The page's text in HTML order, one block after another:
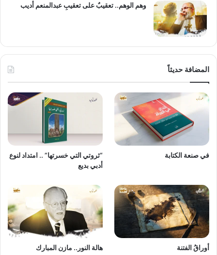
وهم الوهم.. تعقيبٌ على تعقيبِ عبدالمنعم أديب
المضافة حديثاً
في صنعة الكتابة
“ثروتي التي خسرتها” .. امتداد لنوع
أدبي بديع
أوراقُ الفتنة هالة النور.. مازن المبارك